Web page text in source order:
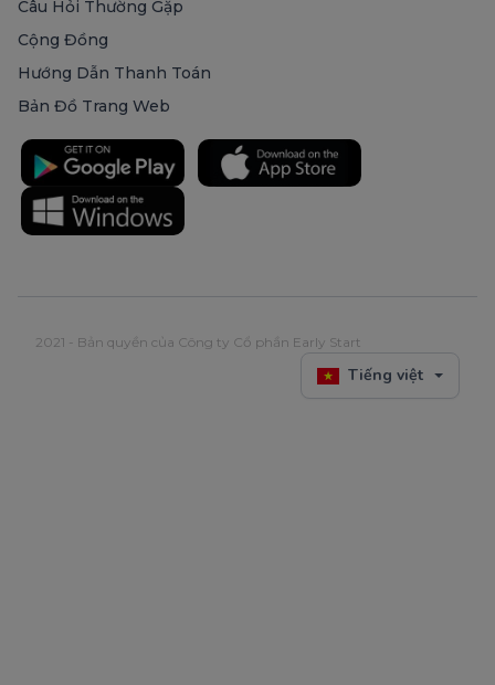
Câu Hỏi Thường Gặp
Cộng Đồng
Hướng Dẫn Thanh Toán
Bản Đồ Trang Web
2021 - Bản quyền của Công ty Cổ phần Early Start
Tiếng việt